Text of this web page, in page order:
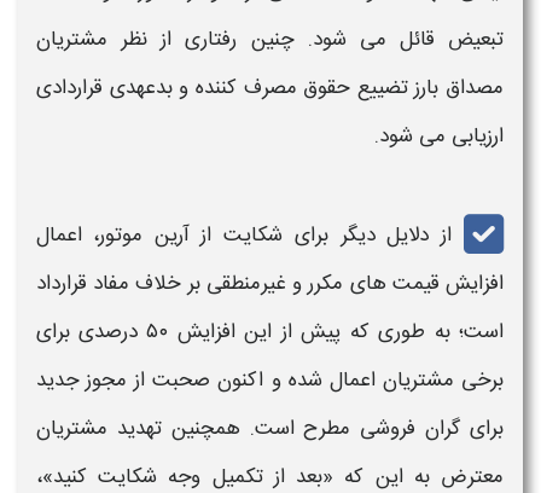
تبعیض قائل می شود. چنین رفتاری از نظر مشتریان
مصداق بارز تضییع حقوق مصرف کننده و بدعهدی قراردادی
ارزیابی می شود.
از دلایل دیگر برای شکایت از آرین موتور، اعمال
افزایش قیمت های مکرر و غیرمنطقی بر خلاف مفاد قرارداد
است؛ به طوری که پیش از این افزایش ۵۰ درصدی برای
برخی مشتریان اعمال شده و اکنون صحبت از مجوز جدید
برای گران فروشی مطرح است. همچنین تهدید مشتریان
معترض به این که «بعد از تکمیل وجه شکایت کنید»،